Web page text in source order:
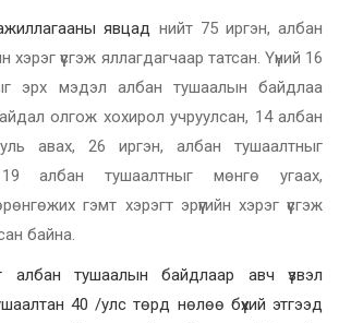
явцад нийт 75 иргэн, албан
хэрэг үүсгэж яллагдагчаар татсан. Үүний 16
эрх мэдэл албан тушаалын байдлаа
олгож хохирол учруулсан, 14 албан
авах, 26 иргэн, албан тушаалтныг
албан тушаалтныг мөнгө угаах,
гэмт хэрэгт эрүүгийн хэрэг үүсгэж
байна.
албан тушаалын байдлаар авч үзвэл
40 /улс төрд нөлөө бүхий этгээд